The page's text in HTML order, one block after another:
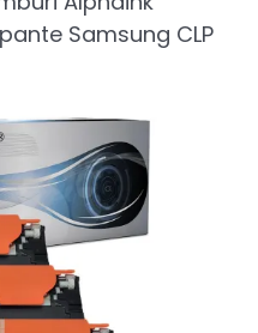
Samsung CLP